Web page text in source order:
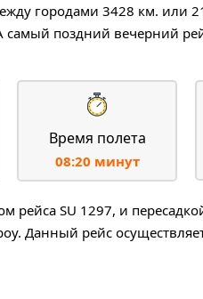
городами 3428 км. или
поздний вечерний
Время полета
08:20 минут
SU 1297, и
Данный рейс